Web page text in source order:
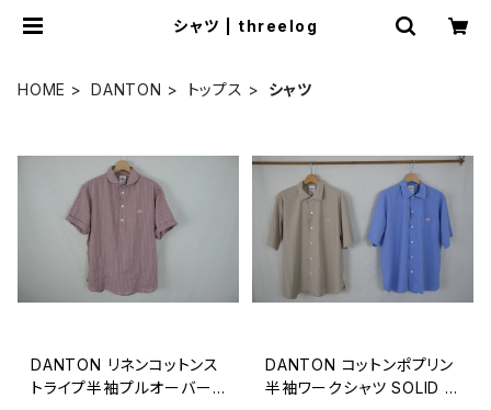
シャツ | threelog
HOME DANTON トップス シャツ
DANTON リネンコットンス
トライプ半袖プルオーバー
DANTON コットンポプリン
半袖ワークシャツ SOLID M